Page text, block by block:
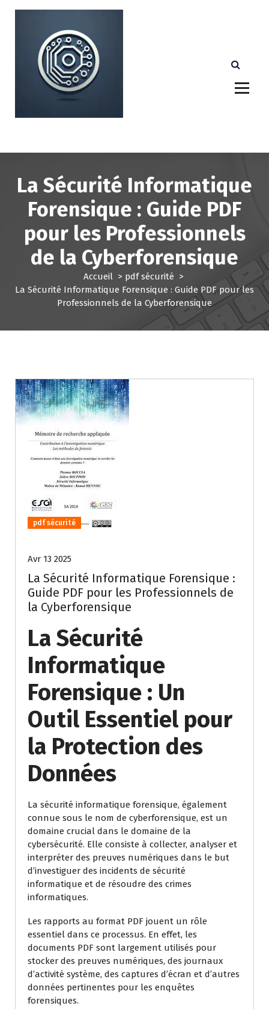
e
La Sécurité Informatique
Forensique : Guide PDF
pour les Professionnels
de la Cyberforensique
Accueil> pdf sécurité >
La Sécurité Informatique Forensique : Guide PDF pour les
Professionnels de la Cyberforensique
pdf sécurité
Avr 13 2025
La Sécurité Informatique Forensique :
Guide PDF pour les Professionnels de
la Cyberforensique
La Sécurité
Informatique
Forensique : Un
Outil Essentiel pour
la Protection des
Données
La sécurité informatique forensique, également
connue sous le nom de cyberforensique, est un
domaine crucial dans le domaine de la
cybersécurité. Elle consiste à collecter, analyser et
interpréter des preuves numériques dans le but
d’investiguer des incidents de sécurité
informatique et de résoudre des crimes
informatiques.
Les rapports au format PDF jouent un rôle
essentiel dans ce processus. En effet, les
documents PDF sont largement utilisés pour
stocker des preuves numériques, des journaux
d’activité système, des captures d’écran et d’autres
données pertinentes pour les enquêtes
forensiques.